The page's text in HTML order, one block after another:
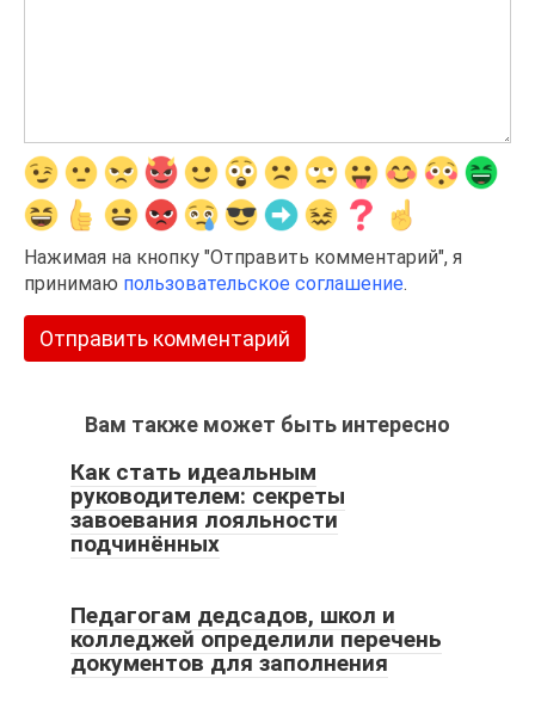
Нажимая на кнопку "Отправить комментарий", я
принимаю пользовательское соглашение.
Вам также может быть интересно
Как стать идеальным
руководителем: секреты
завоевания лояльности
подчинённых
Педагогам дедсадов, школ и
колледжей определили перечень
документов для заполнения